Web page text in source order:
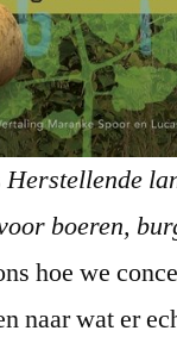
Herstellende
boeren,
hoe we
naar wat er